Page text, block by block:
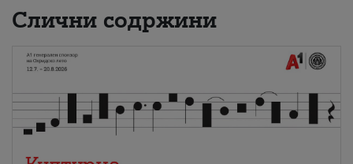
Слични содржини